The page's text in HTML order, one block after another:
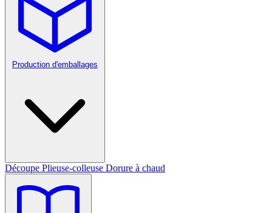
Production d'emballages
Découpe Plieuse-colleuse Dorure à chaud